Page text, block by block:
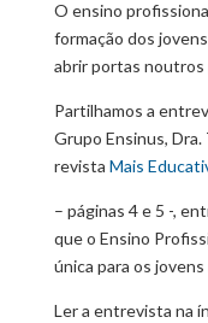
O ensino
formação dos
abrir portas noutros
Partilhamos a
Grupo Ensinus, Dra.
revista Mais
– páginas 4 e 5 -,
que o Ensino
única para os
Ler a entrevista na